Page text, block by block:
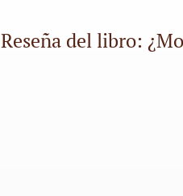
Reseña del libro: